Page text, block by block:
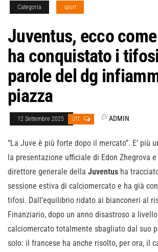
Categoria sport
Juventus, ecco
ha conquistato i
parole del dg
piazza
12 Settembre 2025 Off Di ADMIN
“La Juve è più forte dopo il mercato”. E’ più
la presentazione ufficiale di Edon Zhegrova
direttore generale della Juventus ha
sessione estiva di calciomercato e ha già
tifosi. Dall’equilibrio ridato ai bianconeri al
Finanziario, dopo un anno disastroso a
calciomercato totalmente sbagliato dal suo
solo: il francese ha anche risolto, per ora, il